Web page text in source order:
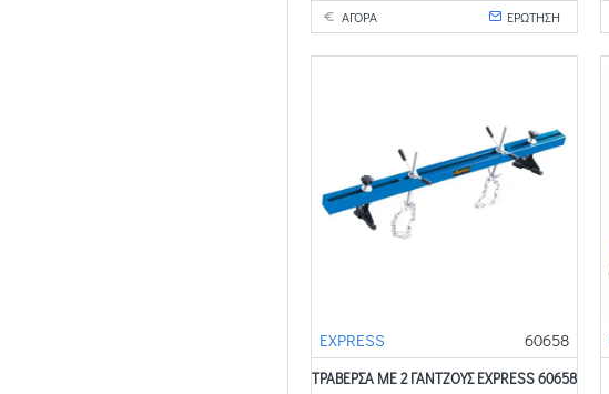
ΑΓΟΡΑ ΕΡΩΤΗΣΗ
EXPRESS 60658
ΤΡΑΒΕΡΣΑ ΜΕ 2 ΓΑΝΤΖΟΥΣ EXPRESS 60658